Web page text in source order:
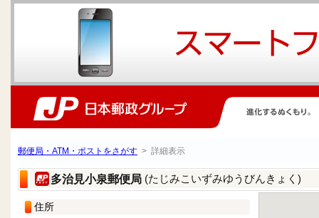
郵便局・ATM・ポストをさがす > 詳細表示
多治見小泉郵便局 (たじみこいずみゆうびんきょく)
住所